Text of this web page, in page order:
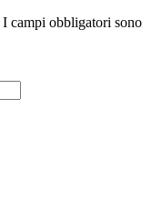
I campi obbligatori sono